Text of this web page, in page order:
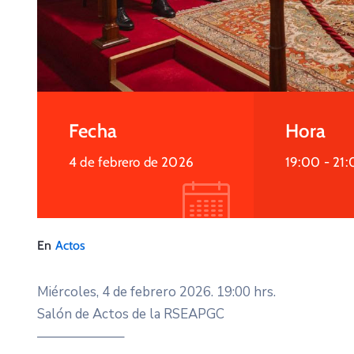
Fecha
4 de febrero de 2026
Hora
19:00 -
En Actos
Miércoles, 4 de febrero 2026. 19:00 hrs.
Salón de Actos de la RSEAPGC
——————–